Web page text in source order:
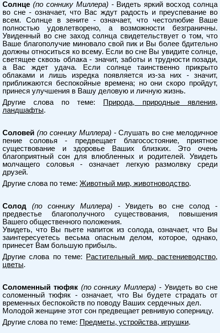
Солнце (по соннику Миллера) - Видеть яркий восход солнца
во сне - означает, что Вас ждут радость и преуспевание во
всем. Солнце в зените - означает, что честолюбие Ваше
полностью удовлетворено, а возможности безграничны.
Увиденный во сне заход солнца свидетельствует о том, что
Ваше благополучие миновало свой пик и Вы более бдительно
должны относиться ко всему. Если во сне Вы увидите солнце,
светящее сквозь облака - значит, заботы и трудности позади,
а Вас ждет удача. Если солнце таинственно прикрыто
облаками и лишь изредка появляется из-за них - значит,
приближаются беспокойные времена; но они скоро пройдут,
принеся улучшения в Вашу деловую и личную жизнь.
Другие слова по теме:
Природа, природные явления,
ландшафты.
Соловей (по соннику Миллера) - Слушать во сне мелодичное
пение соловья - предвещает благосостояние, приятное
существование и здоровье Ваших близких. Это очень
благоприятный сон для влюбленных и родителей. Увидеть
молчащего соловья - означает легкую размолвку среди
друзей.
Другие слова по теме: Животный мир, животноводство.
Солод (по соннику Миллера) - Увидеть во сне солод -
предвестье благополучного существования, повышения
Вашего общественного положения.
Увидеть, что Вы пьете напиток из солода, означает, что Вы
заинтересуетесь весьма опасным делом, которое, однако,
принесет Вам большую прибыль.
Другие слова по теме:
Растительный мир, растениеводство,
цветы.
Соломенный тюфяк (по соннику Миллера) - Увидеть во сне
соломенный тюфяк - означает, что Вы будете страдать от
временных беспокойств по поводу Ваших сердечных дел.
Молодой женщине этот сон предвещает ревнивую соперницу.
Другие слова по теме: Предметы, устройства, игрушки.